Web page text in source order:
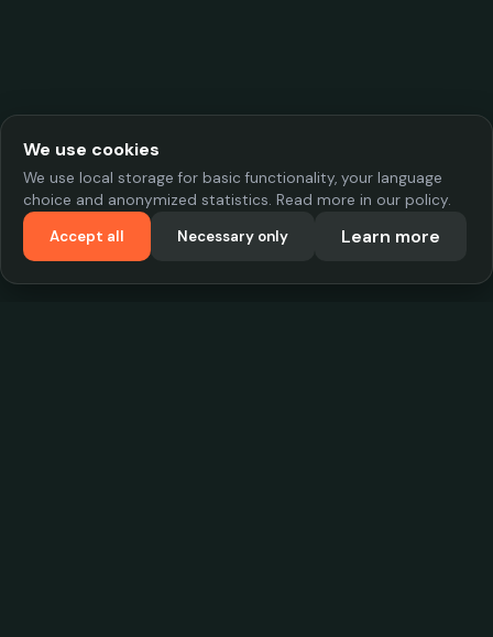
We use cookies
We use local storage for basic functionality, your language
choice and anonymized statistics. Read more in our policy.
Accept all
Necessary only Learn more